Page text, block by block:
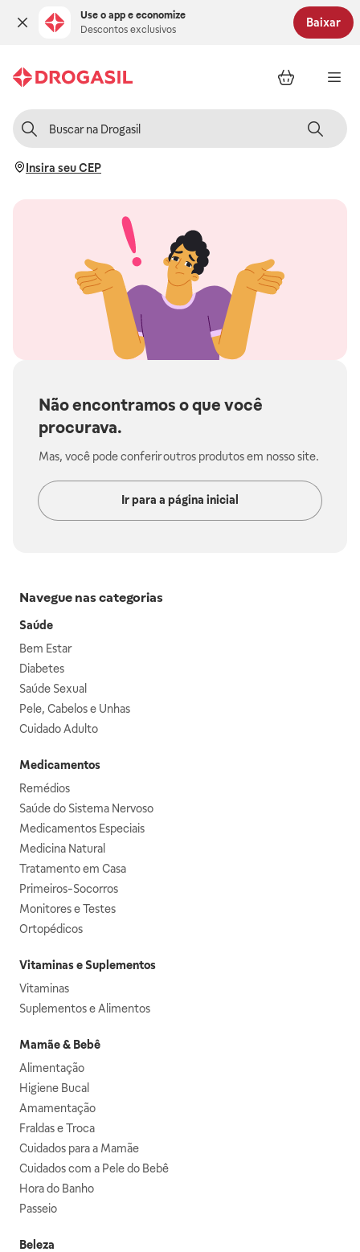
Use o app e economize
Descontos exclusivos
Baixar
Insira seu CEP
Não encontramos o que você
procurava.
Mas, você pode conferir outros produtos em nosso site.
Ir para a página inicial
Navegue nas categorias
Saúde
Bem Estar
Diabetes
Saúde Sexual
Pele, Cabelos e Unhas
Cuidado Adulto
Medicamentos
Remédios
Saúde do Sistema Nervoso
Medicamentos Especiais
Medicina Natural
Tratamento em Casa
Primeiros-Socorros
Monitores e Testes
Ortopédicos
Vitaminas e Suplementos
Vitaminas
Suplementos e Alimentos
Mamãe & Bebê
Alimentação
Higiene Bucal
Amamentação
Fraldas e Troca
Cuidados para a Mamãe
Cuidados com a Pele do Bebê
Hora do Banho
Passeio
Beleza